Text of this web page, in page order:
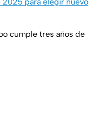
cumple tres años de